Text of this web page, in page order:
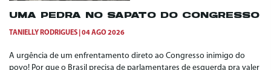
UMA PEDRA NO SAPATO DO CONGRESSO
TANIELLY RODRIGUES 04 AGO 2026
A urgência de um enfrentamento direto ao Congresso inimigo do
povo! Por que o Brasil precisa de parlamentares de esquerda pra valer